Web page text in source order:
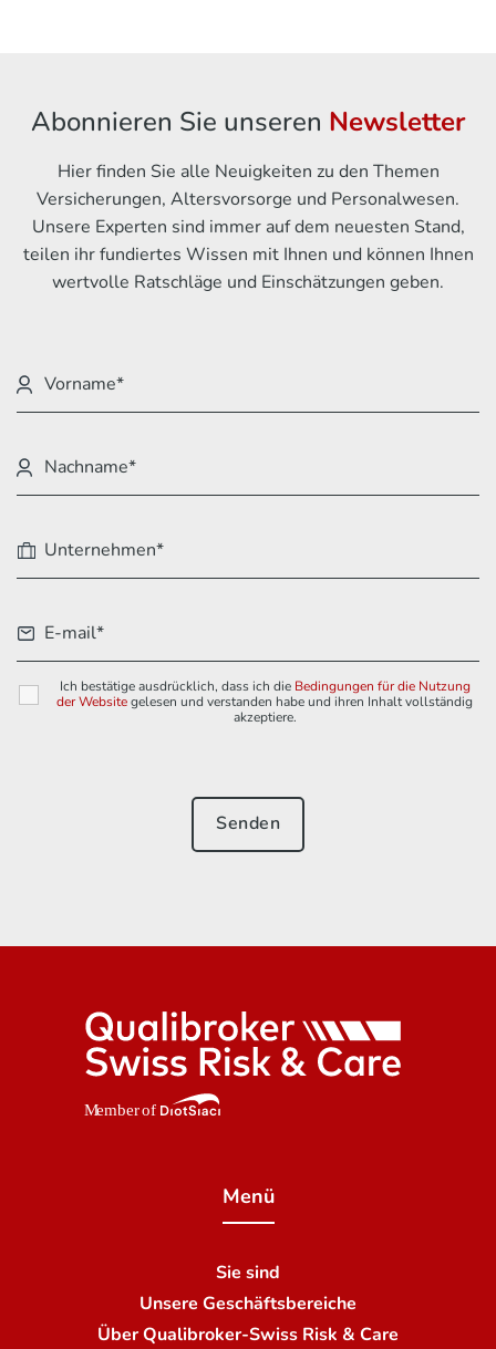
Abonnieren Sie unseren Newsletter
Hier finden Sie alle Neuigkeiten zu den Themen
Versicherungen, Altersvorsorge und Personalwesen.
Unsere Experten sind immer auf dem neuesten Stand,
teilen ihr fundiertes Wissen mit Ihnen und können Ihnen
wertvolle Ratschläge und Einschätzungen geben.
Ich bestätige ausdrücklich, dass ich die Bedingungen für die Nutzung
der Websitegelesen und verstanden habe und ihren Inhalt vollständig
akzeptiere.
Menü
Sie sind
Unsere Geschäftsbereiche
Über Qualibroker-Swiss Risk & Care